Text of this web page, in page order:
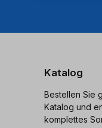
Katalog
Bestellen Sie
Katalog und
komplettes